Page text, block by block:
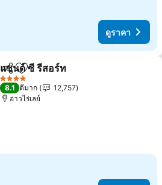
ดูราคา
แชร์ เพิ่มในรายการโปรด
แซนด์ ซี รีสอร์ท
4 ดาว
8.1 ดีมาก
12,757
อ่าวไร่เลย์